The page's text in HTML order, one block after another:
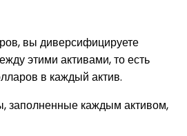
вы диверсифицируете
этими активами, то есть
в каждый актив.
заполненные каждым активом,